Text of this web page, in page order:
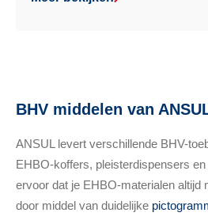
BHV middelen van
ANSUL levert verschillende BHV-
EHBO-koffers, pleisterdispensers
ervoor dat je EHBO-materialen altijd
door middel van duidelijke